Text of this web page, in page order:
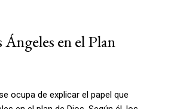
Ángeles en el Plan
ocupa de explicar el papel que